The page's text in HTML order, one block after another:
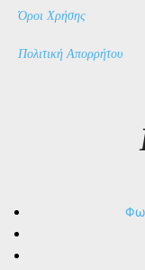
Όροι Χρήσης
Πολιτική Απορρήτου